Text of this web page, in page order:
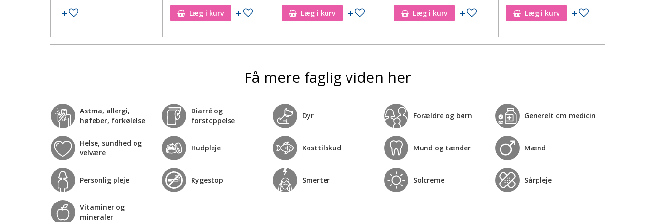
Tilføj til ønskeseddelTilføj til ønskeseddel Læg i kurv Tilføj til ønskeseddelLæg i kurv Tilføj til ønskeseddelLæg i kurv Tilføj til ønskeseddelLæg i kurv Tilføj til ønskeseddel
Få mere faglig viden her
Astma, allergi,
høfeber, forkølelse
Diarré og
forstoppelse
Dyr Forældre og børn Generelt om medicin
Helse, sundhed og
velvære
Hudpleje Kosttilskud Mund og tænder Mænd
Personlig pleje Rygestop Smerter Solcreme Sårpleje
Vitaminer og
mineraler